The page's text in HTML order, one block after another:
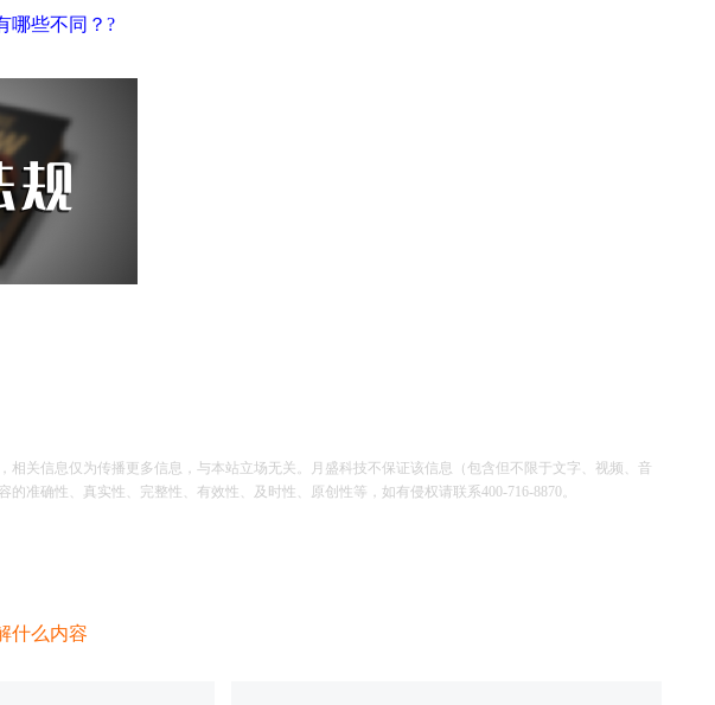
哪些不同？?
相关信息仅为传播更多信息，与本站立场无关。月盛科技不保证该信息（包含但不限于文字、视频、音
准确性、真实性、完整性、有效性、及时性、原创性等，如有侵权请联系400-716-8870。
什么内容